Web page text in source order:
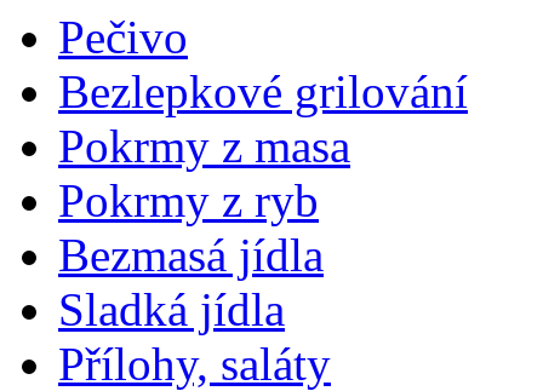
Pečivo
Bezlepkové grilování
Pokrmy z masa
Pokrmy z ryb
Bezmasá jídla
Sladká jídla
Přílohy, saláty